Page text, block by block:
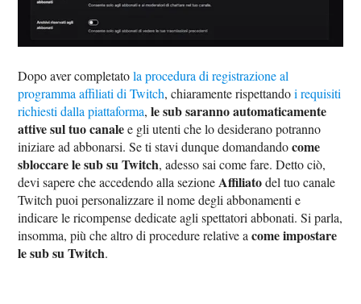
Dopo aver completatola procedura di registrazione al
programma affiliati di Twitch, chiaramente rispettandoi requisiti
richiesti dalla piattaforma,le sub saranno automaticamente
attive sul tuo canalee gli utenti che lo desiderano potranno
iniziare ad abbonarsi. Se ti stavi dunque domandandocome
sbloccare le sub su Twitch, adesso sai come fare. Detto ciò,
devi sapere che accedendo alla sezione Affiliatodel tuo canale
Twitch puoi personalizzare il nome degli abbonamenti e
indicare le ricompense dedicate agli spettatori abbonati. Si parla,
insomma, più che altro di procedure relative acome impostare
le sub su Twitch.